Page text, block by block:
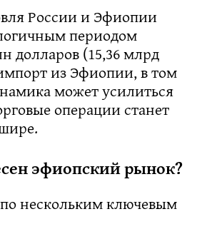
России и Эфиопии
периодом
долларов (15,36 млрд
из Эфиопии, в том
может усилиться
операции станет
эфиопский рынок?
нескольким ключевым